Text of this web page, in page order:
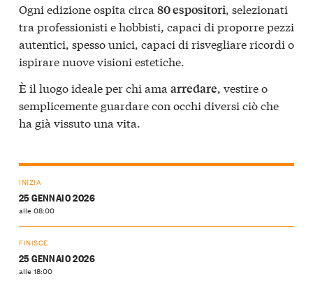
Ogni edizione ospita circa 80 espositori, selezionati
tra professionisti e hobbisti, capaci di proporre pezzi
autentici, spesso unici, capaci di risvegliare ricordi o
ispirare nuove visioni estetiche.
È il luogo ideale per chi ama arredare, vestire o
semplicemente guardare con occhi diversi ciò che
ha già vissuto una vita.
INIZIA
25 GENNAIO 2026
alle 08:00
FINISCE
25 GENNAIO 2026
alle 18:00